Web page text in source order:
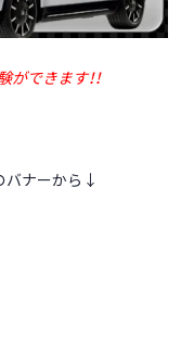
できます！！
バナーから↓